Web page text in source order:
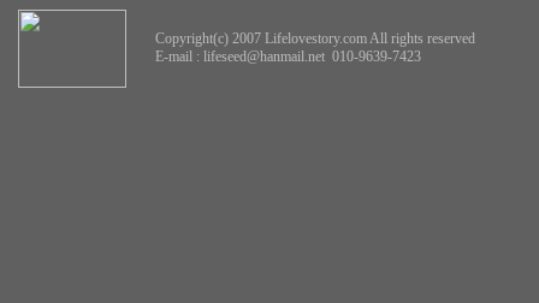
Copyright(c) 2007 Lifelovestory.com All rights reserved
E-mail : lifeseed@hanmail.net 010-9639-7423